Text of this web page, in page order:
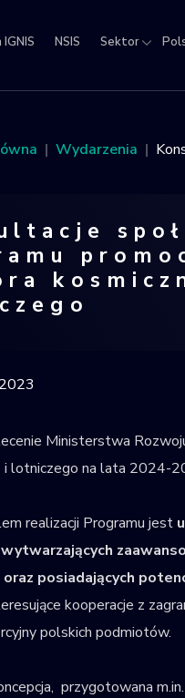
NSIS Sektor
Wydarzenia
Ministerstwa
i lotniczego na lata 2024-
realizacji Programu jest
posiadających
kooperacje z
polskich podmiotów.
przygotowana